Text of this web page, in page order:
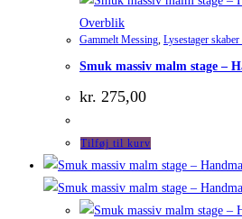
Overblik
Gammelt Messing Lysestager
Smuk massiv malm stage –
kr. 275,00
Tilføj til kurv